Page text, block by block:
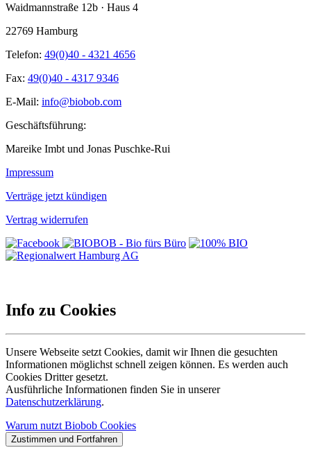
Waidmannstraße 12b · Haus 4
22769 Hamburg
Telefon: 49(0)40 - 4321 4656
Fax: 49(0)40 - 4317 9346
E-Mail: info@biobob.com
Geschäftsführung:
Mareike Imbt und Jonas Puschke-Rui
Impressum
Verträge jetzt kündigen
Vertrag widerrufen
Info zu Cookies
Unsere Webseite setzt Cookies, damit wir Ihnen die gesuchten
Informationen möglichst schnell zeigen können. Es werden auch
Cookies Dritter gesetzt.
Ausführliche Informationen finden Sie in unserer
Datenschutzerklärung.
Warum nutzt Biobob Cookies